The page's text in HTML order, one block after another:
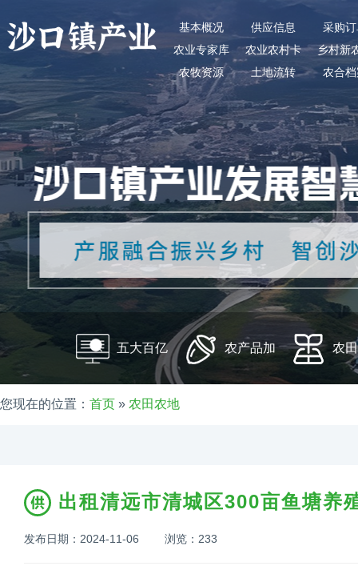
基本概况 供应信息
采购
农业专家库
农业农村卡
乡村新
农牧资源
土地流转 农合
五大百亿 农产品加 农
您现在的位置： 首页 » 农田农地
出租清远市清城区300亩鱼塘养
发布日期：2024-11-06 浏览： 233